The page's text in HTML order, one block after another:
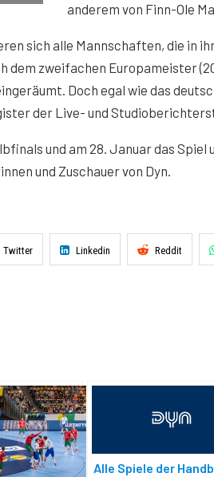
anderem von Finn-Ole
sich alle Mannschaften, die in
dem zweifachen Europameister
Doch egal wie das
der Live- und
und am 28. Januar das Spiel
und Zuschauer von Dyn.
Twitter Linkedin Reddit
Alle Spiele der